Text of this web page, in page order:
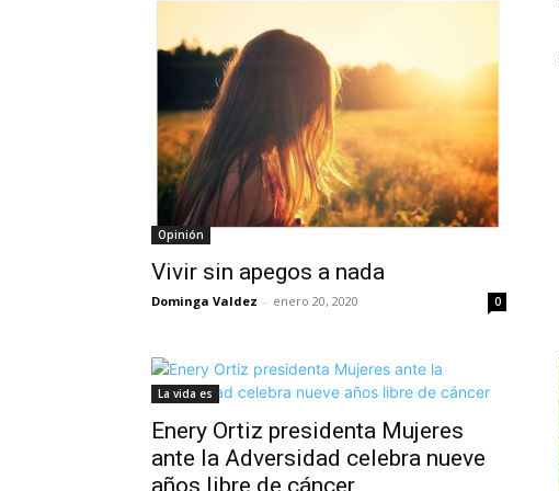
Opinión
Vivir sin apegos a nada
Dominga Valdez - enero 20, 2020 0
La vida es
Enery Ortiz presidenta Mujeres
ante la Adversidad celebra nueve
años libre de cáncer